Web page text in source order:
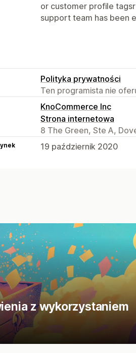
or customer profile
support team has been
Polityka prywatności
Ten programista nie
KnoCommerce Inc
Strona internetowa
8 The Green, Ste A,
19 październik 2020
z wykorzystaniem